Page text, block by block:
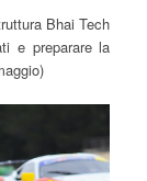
Bhai Tech
e preparare la